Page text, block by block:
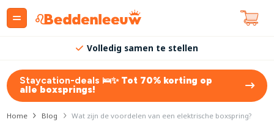
Volledig samen te stellen
Staycation-deals 🛌✨Tot 70% korting op
alle boxsprings!
Home Blog Wat zijn de voordelen van een elektrische boxspring?